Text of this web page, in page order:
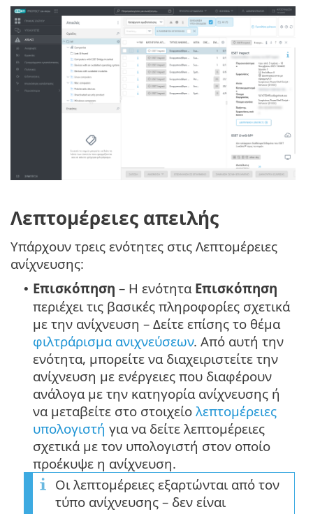
Λεπτομέρειες απειλής
Υπάρχουν τρεις ενότητες στις Λεπτομέρειες
ανίχνευσης:
• Επισκόπηση – Η ενότητα Επισκόπηση
περιέχει τις βασικές πληροφορίες σχετικά
με την ανίχνευση – Δείτε επίσης το θέμα
φιλτράρισμα ανιχνεύσεων. Από αυτή την
ενότητα, μπορείτε να διαχειριστείτε την
ανίχνευση με ενέργειες που διαφέρουν
ανάλογα με την κατηγορία ανίχνευσης ή
να μεταβείτε στο στοιχείο λεπτομέρειες
υπολογιστή για να δείτε λεπτομέρειες
σχετικά με τον υπολογιστή στον οποίο
προέκυψε η ανίχνευση.
Οι λεπτομέρειες εξαρτώνται από τον
τύπο ανίχνευσης – δεν είναι